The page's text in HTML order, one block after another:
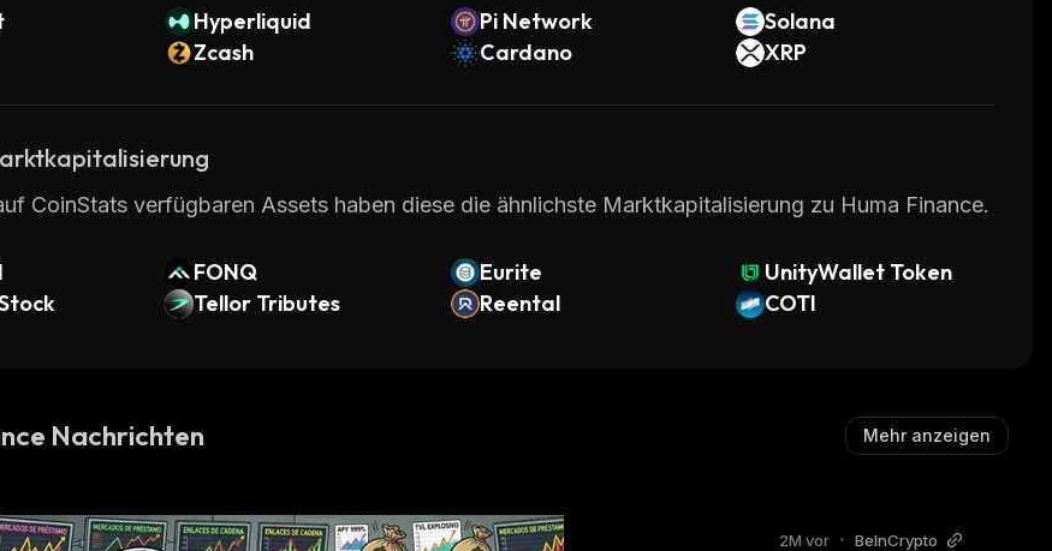
Hyperliquid Pi Network
Solana
Zcash Cardano XRP
CoinStats verfügbaren Assets haben diese die ähnlichste Marktkapitalisierung zu Huma Finance.
FONQ Eurite
UnityWallet Token
Tellor Tributes Reental COTI
Nachrichten Mehr anzeigen
2M vor • BeInCrypto